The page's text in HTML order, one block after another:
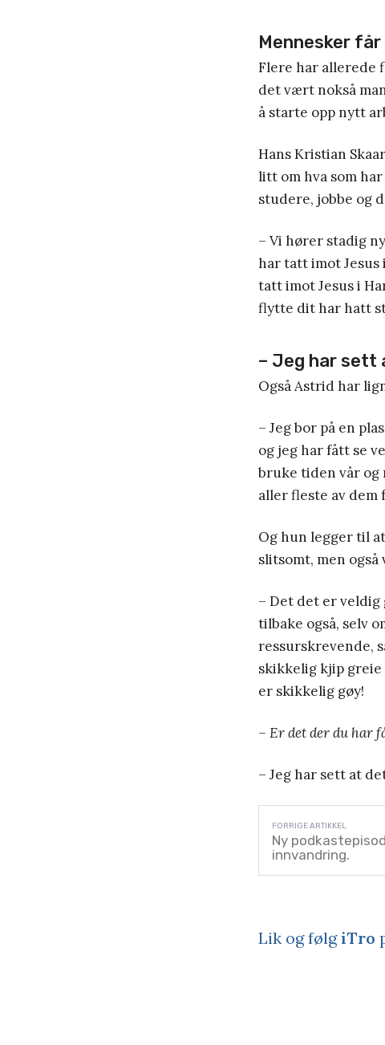
Mennesker
Flere har allerede
det vært nokså
å starte opp nytt
Hans Kristian
litt om hva som
studere, jobbe og
– Vi hører stadig
har tatt imot Jesus
tatt imot Jesus i
flytte dit har hatt
– Jeg har sett
Også Astrid har
– Jeg bor på en
og jeg har fått se
bruke tiden vår og
aller fleste av dem
Og hun legger til
slitsomt, men også
– Det det er veldig
tilbake også, selv
ressurskrevende,
skikkelig kjip
er skikkelig gøy!
– Er det der du har
– Jeg har sett at
Ny
innvandring.
Lik og følgiTro